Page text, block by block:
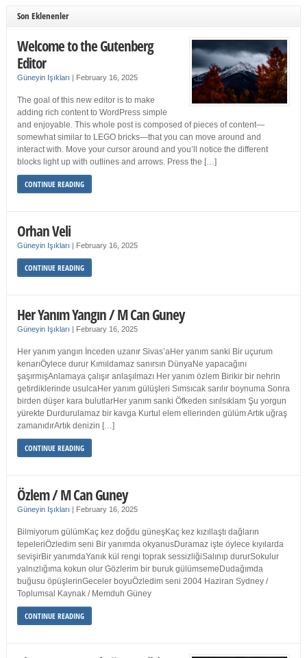
Son Eklenenler
Welcome to the Gutenberg
Editor
Güneyin Işıkları | February 16, 2025
The goal of this new editor is to make
adding rich content to WordPress simple
and enjoyable. This whole post is composed of pieces of content—
somewhat similar to LEGO bricks—that you can move around and
interact with. Move your cursor around and you’ll notice the different
blocks light up with outlines and arrows. Press the […]
CONTINUE READING
Orhan Veli
Güneyin Işıkları | February 16, 2025
CONTINUE READING
Her Yanım Yangın / M Can Guney
Güneyin Işıkları | February 16, 2025
Her yanım yangın İnceden uzanır Sivas’aHer yanım sanki Bir uçurum
kenarıÖylece durur Kımıldamaz sanırsın DünyaNe yapacağını
şaşırmışAnlamaya çalışır anlaşılmazı Her yanım özlem Birikir bir nehrin
getirdiklerinde usulcaHer yanım gülüşleri Sımsıcak sarılır boynuma Sonra
birden düşer kara bulutlarHer yanım sanki Öfkeden sırılsıklam Şu yorgun
yürekte Durdurulamaz bir kavga Kurtul elem ellerinden gülüm Artık uğraş
zamanıdırArtık denizin […]
CONTINUE READING
Özlem / M Can Guney
Güneyin Işıkları | February 16, 2025
Bilmiyorum gülümKaç kez doğdu güneşKaç kez kızıllaştı dağların
tepeleriÖzledim seni Bir yanımda okyanusDuramaz işte öylece kıyılarda
sevişirBir yanımdaYanık kül rengi toprak sessizliğiSalınıp dururSokulur
yalnızlığıma kokun olur Gözlerim bir buruk gülümsemeDudağımda
buğusu öpüşlerinGeceler boyuÖzledim seni 2004 Haziran Sydney /
Toplumsal Kaynak / Memduh Güney
CONTINUE READING